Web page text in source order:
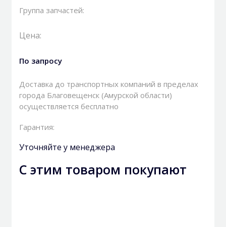
Группа запчастей:
Цена:
По запросу
Доставка до транспортных компаний в пределах
города Благовещенск (Амурской области)
осуществляется бесплатно
Гарантия:
Уточняйте у менеджера
С этим товаром покупают